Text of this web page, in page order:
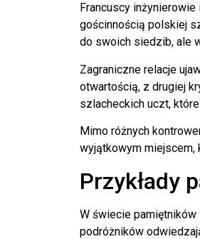
Francuscy
gościnnością polskiej
do swoich siedzib, ale
Zagraniczne relacje
otwartością, z drugiej
szlacheckich uczt,
Mimo różnych
wyjątkowym miejscem,
Przykłady
W świecie
podróżników